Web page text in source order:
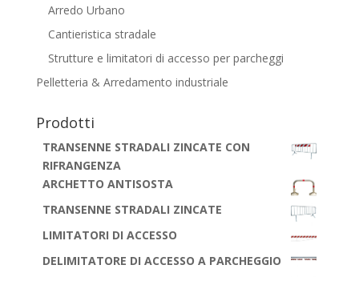
Arredo Urbano
Cantieristica stradale
Strutture e limitatori di accesso per parcheggi
Pelletteria & Arredamento industriale
Prodotti
TRANSENNE STRADALI ZINCATE CON
RIFRANGENZA
ARCHETTO ANTISOSTA
TRANSENNE STRADALI ZINCATE
LIMITATORI DI ACCESSO
DELIMITATORE DI ACCESSO A PARCHEGGIO